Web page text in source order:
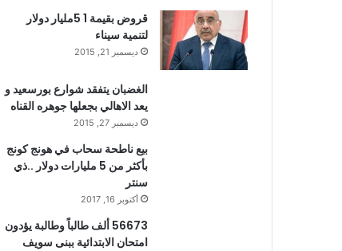
قروض بقيمة 1 5مليار دولار
لتنمية سيناء
ديسمبر 21, 2015
الغضبان يتفقد شوارع بورسعيد و
يعد الاهالي بجعلها جوهره القناه
ديسمبر 27, 2015
بيع ناطحة سحاب في هونج كونج
بأكثر من 5 مليارات دولار ..ذي
سنتر
أكتوبر 16, 2017
56673 ألف طالباً وطالبة يؤدون
امتحان الابتدائية ببنى سويف